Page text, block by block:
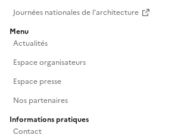
Journées nationales de l'architecture
Menu
Actualités
Espace organisateurs
Espace presse
Nos partenaires
Informations pratiques
Contact